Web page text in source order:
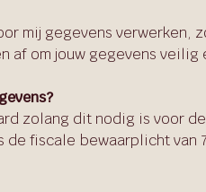
mij gegevens verwerken,
af om jouw gegevens veilig
zolang dit nodig is voor
fiscale bewaarplicht van